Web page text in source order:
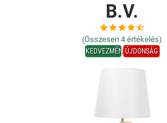
B.V.
(Összesen 4 értékelés)
KEDVEZMÉNYÚJDONSÁG